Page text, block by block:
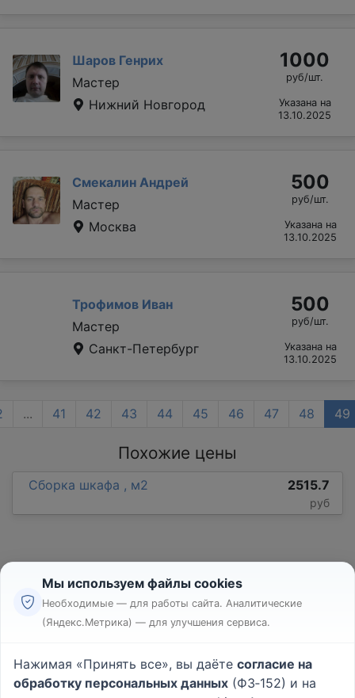
Шаров Генрих
Мастер
Нижний Новгород
1000
руб/шт.
Указана на
13.10.2025
Смекалин Андрей
Мастер
Москва
500
руб/шт.
Указана на
13.10.2025
Трофимов Иван
Мастер
Санкт-Петербург
500
руб/шт.
Указана на
13.10.2025
... 41 42 43 44 45 46 47 48 49
Похожие цены
Сборка шкафа , м2 2515.7
руб
Реклама
Пользовательское соглашение
Политика конфиденциальности
Мы используем файлы cookies
Необходимые — для работы сайта. Аналитические
(Яндекс.Метрика) — для улучшения сервиса.
Нажимая «Принять все», вы даёте согласие на
обработку персональных данных (ФЗ‑152) и на